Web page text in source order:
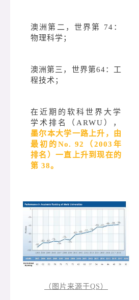
澳洲第二，世界第 74：
物理科学；
澳洲第三，世界第64：工
程技术；
在近期的软科世界大学
学术排名（ARWU），
墨尔本大学一路上升，由
最初的No. 92（2003年
排名）一直上升到现在的
第 38。
（图片来源于QS）